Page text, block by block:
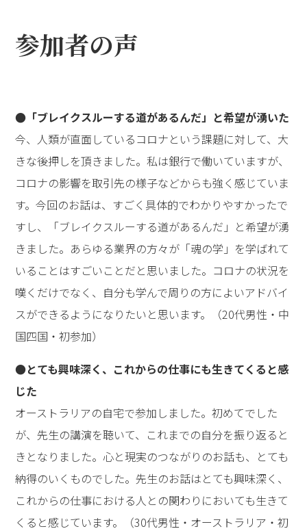
参加者の声
●「ブレイクスルーする道があるんだ」と希望が湧いた
今、人類が直面しているコロナという課題に対して、大
きな後押しを頂きました。私は銀行で働いていますが、
コロナの影響を取引先の様子などからも強く感じていま
す。今回のお話は、すごく具体的でわかりやすかったで
すし、「ブレイクスルーする道があるんだ」と希望が湧
きました。あらゆる業界の方々が「魂の学」を学ばれて
いることはすごいことだと思いました。コロナの状況を
嘆くだけでなく、自分も学んで周りの方によいアドバイ
スができるようになりたいと思います。（20代男性・中
国四国・初参加）
●とても興味深く、これからの仕事にも生きてくると感
じた
オーストラリアの自宅で参加しました。初めてでした
が、先生の講演を聴いて、これまでの自分を振り返ると
きとなりました。心と現実のつながりのお話も、とても
納得のいくものでした。先生のお話はとても興味深く、
これからの仕事における人との関わりにおいても生きて
くると感じています。（30代男性・オーストラリア・初